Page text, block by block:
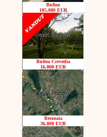
Buftea
105.000 EUR
Buftea Crevedia
16.000 EUR
Brezoaia
36.000 EUR